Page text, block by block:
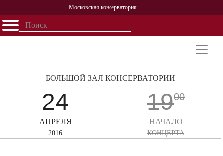
Московская консерватория
Открыть - закрыть
Персоналии
История
24
АПРЕЛЯ
2016
БОЛЬШОЙ ЗАЛ КОНСЕРВАТОРИИ
1900
НАЧАЛО
КОНЦЕРТА